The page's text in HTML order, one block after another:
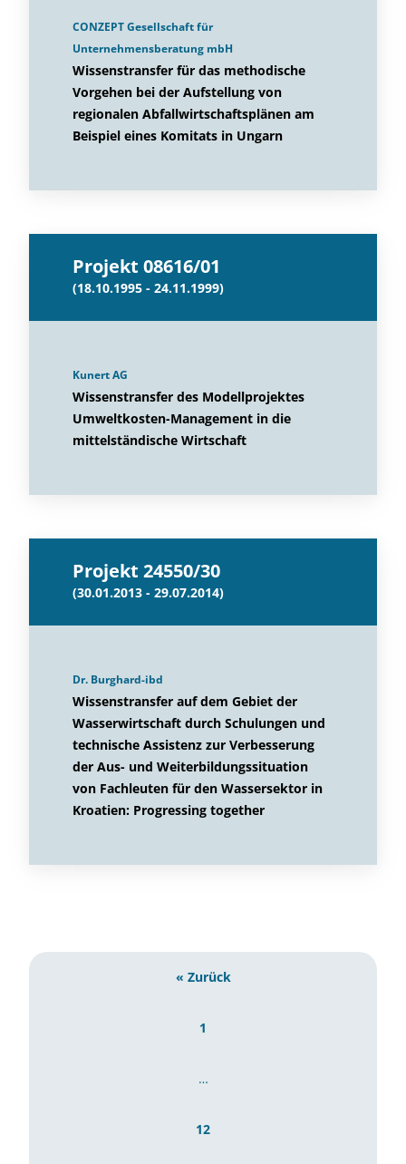
CONZEPT Gesellschaft für
Unternehmensberatung mbH
Wissenstransfer für das methodische
Vorgehen bei der Aufstellung von
regionalen Abfallwirtschaftsplänen am
Beispiel eines Komitats in Ungarn
Projekt 08616/01
(18.10.1995 - 24.11.1999)
Kunert AG
Wissenstransfer des Modellprojektes
Umweltkosten-Management in die
mittelständische Wirtschaft
Projekt 24550/30
(30.01.2013 - 29.07.2014)
Dr. Burghard-ibd
Wissenstransfer auf dem Gebiet der
Wasserwirtschaft durch Schulungen und
technische Assistenz zur Verbesserung
der Aus- und Weiterbildungssituation
von Fachleuten für den Wassersektor in
Kroatien: Progressing together
« Zurück
1
…
12